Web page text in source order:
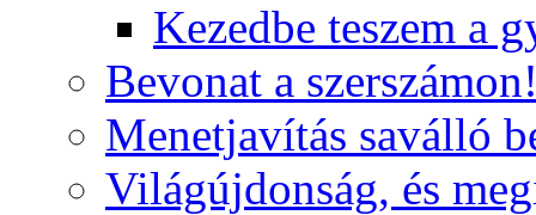
Kezedbe teszem a
Bevonat a
Menetjavítás saválló
Világújdonság, és